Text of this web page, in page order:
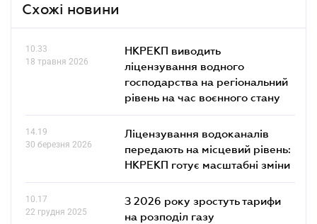
Схожі новини
10.33
18 травня 2026
НКРЕКП виводить
ліцензування водного
господарства на регіональний
рівень на час воєнного стану
14.19
30 березня 2026
Ліцензування водоканалів
передають на місцевий рівень:
НКРЕКП готує масштабні зміни
10.17
22 грудня 2025
З 2026 року зростуть тарифи
на розподіл газу